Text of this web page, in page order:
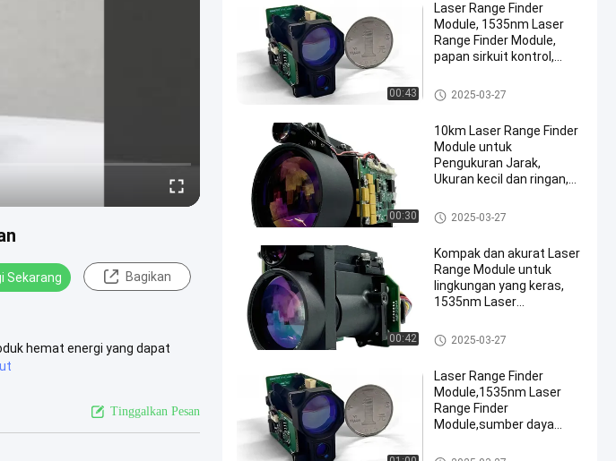
Sekarang Bagikan
hemat energi yang dapat
Tinggalkan Pesan
00:43
Laser Range Finder
Module, 1535nm Laser
Range Finder Module,
papan sirkuit kontrol,
optik
Laser Range Finder Module
2025-03-27
00:30
10km Laser Range Finder
Module untuk
Pengukuran Jarak,
Ukuran kecil dan ringan,
Finder Module
Laser Range Finder Module
2025-03-27
00:42
Kompak dan akurat Laser
Range Module untuk
lingkungan yang keras,
1535nm Laser
reflektansi difus ≥ 0.3,
kelembaban ≤ 80%,
2,3m×2,3m) berkisar jarak
≥6km.
Laser Range Finder Module
2025-03-27
Laser Range Finder
Module,1535nm Laser
Range Finder
Module,sumber daya
sinar,ukuran target:
Laser Range Finder Module